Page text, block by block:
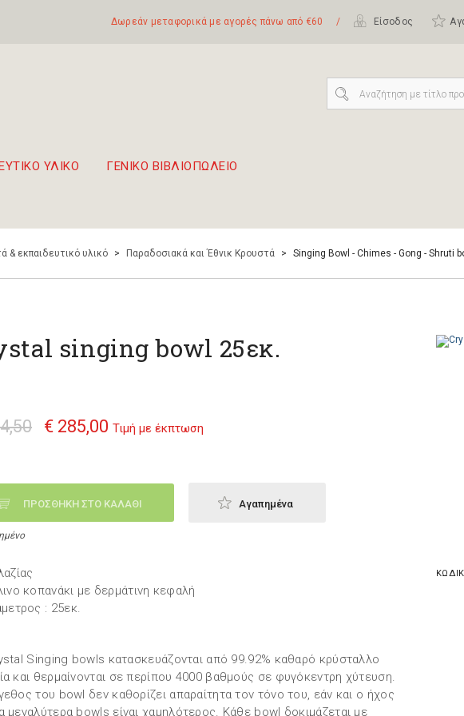
Δωρεάν μεταφορικά με αγορές πάνω από €60 / Είσοδος
ΥΛΙΚΟ ΓΕΝΙΚΟ ΒΙΒΛΙΟΠΩΛΕΙΟ
& εκπαιδευτικό υλικό > Παραδοσιακά και Έθνικ Κρουστά > Singing Bowl - Chimes - Gong - Shruti
singing bowl 25εκ.
€ 285,00 Τιμή με έκπτωση
ΠΡΟΣΘΗΚΗ ΣΤΟ ΚΑΛΑΘΙ Αγαπημένα
κοπανάκι με δερμάτινη κεφαλή
: 25εκ.
Singing bowls κατασκευάζονται από 99.92% καθαρό κρύσταλλο
και θερμαίνονται σε περίπου 4000 βαθμούς σε φυγόκεντρη χύτευση.
του bowl δεν καθορίζει απαραίτητα τον τόνο του, εάν και ο ήχος
μεγαλύτερα bowls είναι χαμηλότερος. Κάθε bowl δοκιμάζεται με